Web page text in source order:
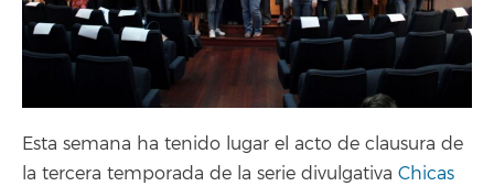
Esta semana ha tenido lugar el acto de clausura de
la tercera temporada de la serie divulgativa Chicas